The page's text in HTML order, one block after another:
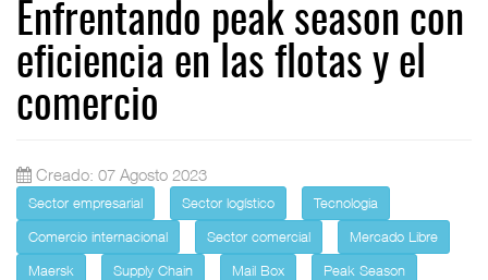
Enfrentando peak season con
eficiencia en las flotas y el
comercio
Creado: 07 Agosto 2023
Sector empresarial Sector logístico
Tecnologia
Comercio internacional
Sector comercial
Mercado Libre
Maersk
Supply Chain Mail Box Peak Season